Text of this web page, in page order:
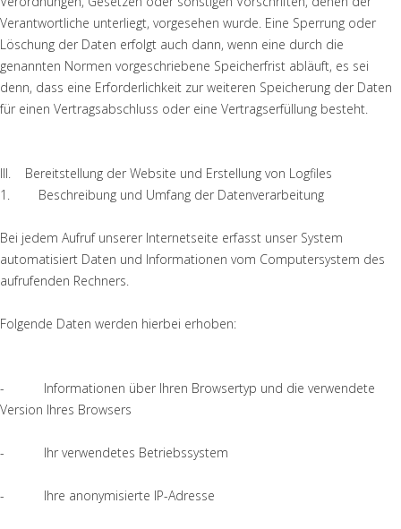
Verantwortliche unterliegt, vorgesehen wurde. Eine Sperrung oder
Löschung der Daten erfolgt auch dann, wenn eine durch die
genannten Normen vorgeschriebene Speicherfrist abläuft, es sei
denn, dass eine Erforderlichkeit zur weiteren Speicherung der Daten
für einen Vertragsabschluss oder eine Vertragserfüllung besteht.
III. Bereitstellung der Website und Erstellung von Logfiles
1. Beschreibung und Umfang der Datenverarbeitung
Bei jedem Aufruf unserer Internetseite erfasst unser System
automatisiert Daten und Informationen vom Computersystem des
aufrufenden Rechners.
Folgende Daten werden hierbei erhoben:
- Informationen über Ihren Browsertyp und die verwendete
Version Ihres Browsers
- Ihr verwendetes Betriebssystem
- Ihre anonymisierte IP-Adresse